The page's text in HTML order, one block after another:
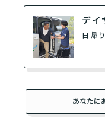
デイ
日帰
あなたに